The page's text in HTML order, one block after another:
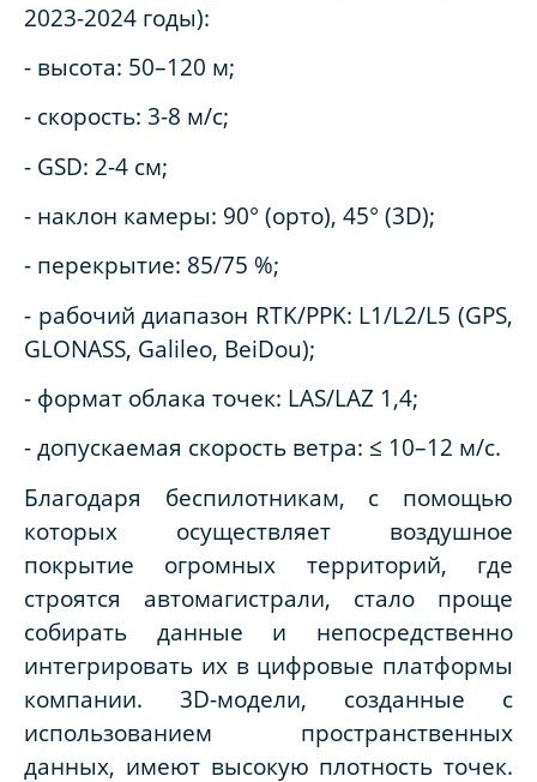
2023-2024 годы):
- высота: 50–120 м;
- скорость: 3-8 м/с;
- GSD: 2-4 см;
- наклон камеры: 90° (орто), 45° (3D);
- перекрытие: 85/75 %;
- рабочий диапазон RTK/PPK: L1/L2/L5 (GPS,
GLONASS, Galileo, BeiDou);
- формат облака точек: LAS/LAZ 1,4;
- допускаемая скорость ветра: ≤ 10–12 м/с.
Благодаря беспилотникам, с помощью
которых осуществляет воздушное
покрытие огромных территорий, где
строятся автомагистрали, стало проще
собирать данные и непосредственно
интегрировать их в цифровые платформы
компании. 3D-модели, созданные с
использованием пространственных
данных, имеют высокую плотность точек.